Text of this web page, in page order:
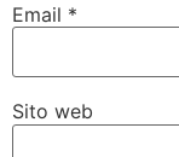
Email *
Sito web